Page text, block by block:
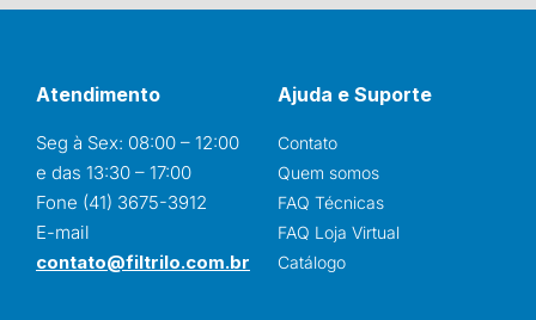
Atendimento
Seg à Sex: 08:00 – 12:00
e das 13:30 – 17:00
Fone (41) 3675-3912
E-mail
contato@filtrilo.com.br
Ajuda e Suporte
Contato
Quem somos
FAQ Técnicas
FAQ Loja Virtual
Catálogo